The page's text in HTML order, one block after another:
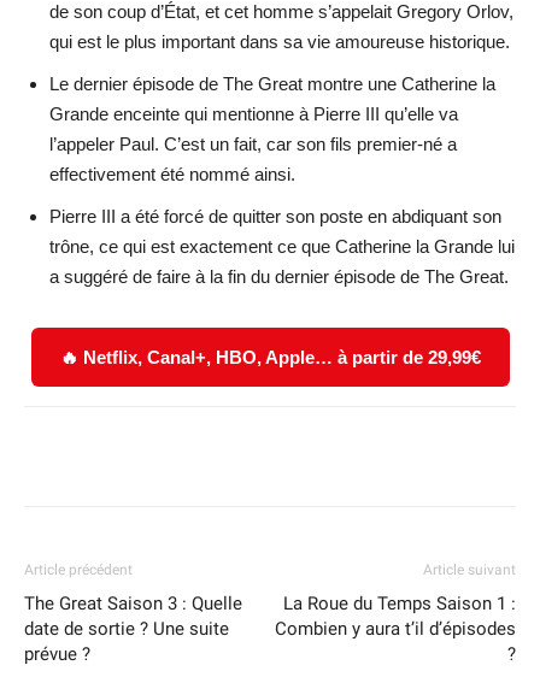
de son coup d’État, et cet homme s’appelait Gregory Orlov,
qui est le plus important dans sa vie amoureuse historique.
Le dernier épisode de The Great montre une Catherine la
Grande enceinte qui mentionne à Pierre III qu’elle va
l’appeler Paul. C’est un fait, car son fils premier-né a
effectivement été nommé ainsi.
Pierre III a été forcé de quitter son poste en abdiquant son
trône, ce qui est exactement ce que Catherine la Grande lui
a suggéré de faire à la fin du dernier épisode de The Great.
🔥 Netflix, Canal+, HBO, Apple… à partir de 29,99€
Article précédent
The Great Saison 3 : Quelle
date de sortie ? Une suite
prévue ?
Article suivant
La Roue du Temps Saison 1 :
Combien y aura t’il d’épisodes
?